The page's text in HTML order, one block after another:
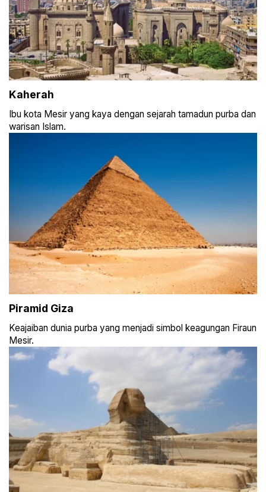
Kaherah
Ibu kota Mesir yang kaya dengan sejarah tamadun purba dan
warisan Islam.
Piramid Giza
Keajaiban dunia purba yang menjadi simbol keagungan Firaun
Mesir.